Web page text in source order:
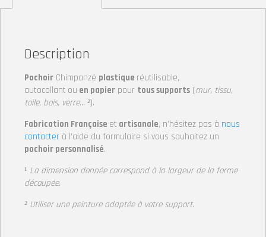
Description
Pochoir Chimpanzé plastique réutilisable,
autocollant ou en papier pour tous supports (mur, tissu,
toile, bois, verre… ²).
Fabrication Française et artisanale, n’hésitez pas à nous
contacter à l’aide du formulaire si vous souhaitez un
pochoir personnalisé.
¹ La dimension donnée correspond à la largeur de la forme
découpée.
² Utiliser une peinture adaptée à votre support.